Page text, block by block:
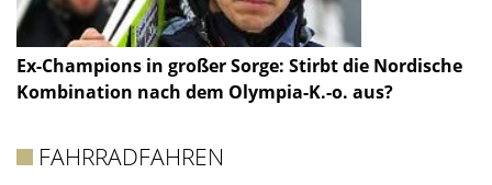
Ex-Champions in großer Sorge: Stirbt die Nordische
Kombination nach dem Olympia-K.-o. aus?
FAHRRADFAHREN